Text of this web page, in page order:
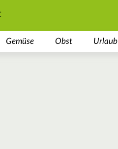
Gemüse Obst Urlaub